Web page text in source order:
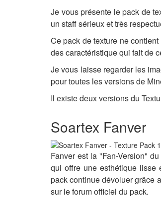
Je vous présente le pack de
un staff sérieux et très
Ce pack de texture ne
des caractéristique qui fait de
Je vous laisse regarder les
pour toutes les versions de
Il existe deux versions du
Soartex Fanver
Fanver est la "Fan-Version"
qui offre une esthétique lisse
pack continue dévoluer grâce
sur le forum officiel du pack.